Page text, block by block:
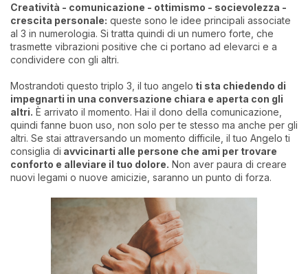
Creatività - comunicazione - ottimismo - socievolezza -
crescita personale: queste sono le idee principali associate
al 3 in numerologia. Si tratta quindi di un numero forte, che
trasmette vibrazioni positive che ci portano ad elevarci e a
condividere con gli altri.
Mostrandoti questo triplo 3, il tuo angelo ti sta chiedendo di
impegnarti in una conversazione chiara e aperta con gli
altri. È arrivato il momento. Hai il dono della comunicazione,
quindi fanne buon uso, non solo per te stesso ma anche per gli
altri. Se stai attraversando un momento difficile, il tuo Angelo ti
consiglia di avvicinarti alle persone che ami per trovare
conforto e alleviare il tuo dolore. Non aver paura di creare
nuovi legami o nuove amicizie, saranno un punto di forza.